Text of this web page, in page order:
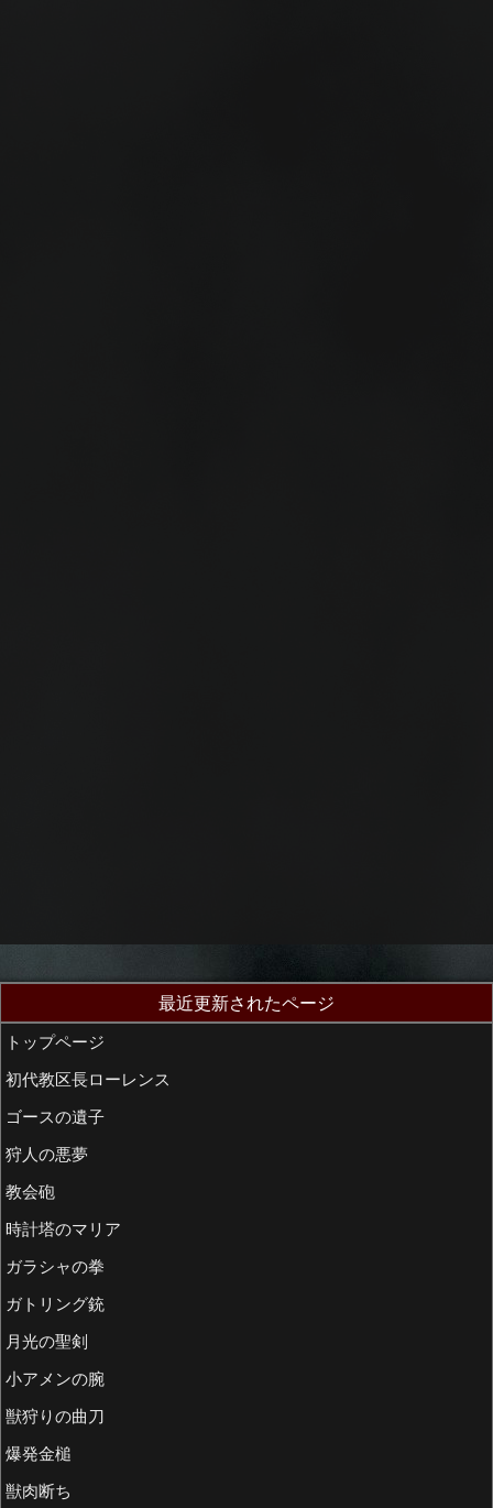
最近更新されたページ
トップページ
初代教区長ローレンス
ゴースの遺子
狩人の悪夢
教会砲
時計塔のマリア
ガラシャの拳
ガトリング銃
月光の聖剣
小アメンの腕
獣狩りの曲刀
爆発金槌
獣肉断ち